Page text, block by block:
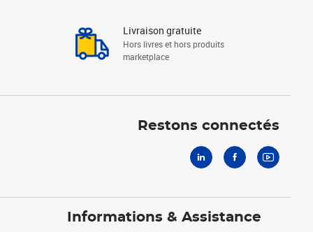
Livraison gratuite
Hors livres et hors produits
marketplace
Restons connectés
Informations & Assistance